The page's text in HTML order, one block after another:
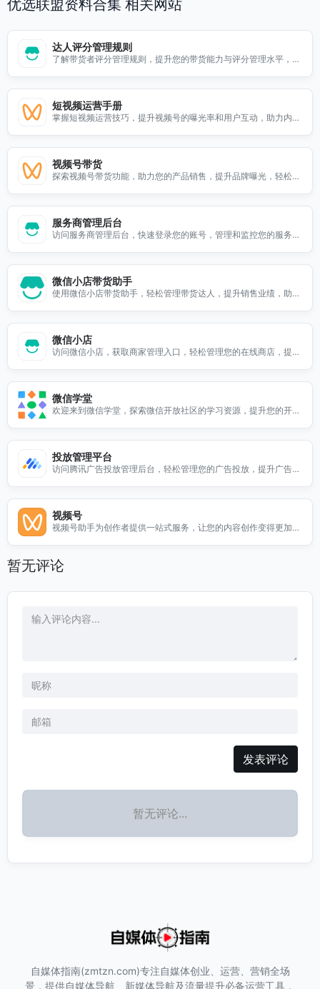
优选联盟资料合集 相关网站
达人评分管理规则
了解带货者评分管理规则，提升您的带货能力与评分管理水平，助
短视频运营手册
掌握短视频运营技巧，提升视频号的曝光率和用户互动，助力内容
视频号带货
探索视频号带货功能，助力您的产品销售，提升品牌曝光，轻松实
服务商管理后台
访问服务商管理后台，快速登录您的账号，管理和监控您的服务商
微信小店带货助手
使用微信小店带货助手，轻松管理带货达人，提升销售业绩，助力
微信小店
访问微信小店，获取商家管理入口，轻松管理您的在线商店，提升
微信学堂
欢迎来到微信学堂，探索微信开放社区的学习资源，提升您的开发
投放管理平台
访问腾讯广告投放管理后台，轻松管理您的广告投放，提升广告效
视频号
视频号助手为创作者提供一站式服务，让您的内容创作变得更加简
暂无评论
发表评论
暂无评论...
自媒体指南(zmtzn.com)专注自媒体创业、运营、营销全场
景，提供自媒体导航、新媒体导航及流量提升必备运营工具，